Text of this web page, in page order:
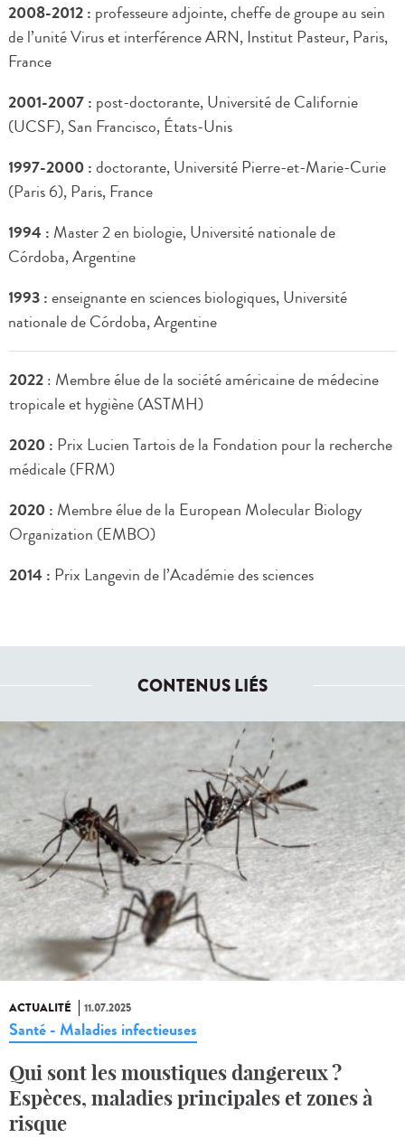
2008-2012 : professeure adjointe, cheffe de groupe au sein
de l’unité Virus et interférence ARN, Institut Pasteur, Paris,
France
2001-2007 : post-doctorante, Université de Californie
(UCSF), San Francisco, États-Unis
1997-2000 :doctorante, Université Pierre-et-Marie-Curie
(Paris 6), Paris, France
1994 : Master 2 en biologie, Université nationale de
Córdoba, Argentine
1993 :enseignante en sciences biologiques, Université
nationale de Córdoba, Argentine
2022: Membre élue de la société américaine de médecine
tropicale et hygiène (ASTMH)
2020 : Prix Lucien Tartois de la Fondation pour la recherche
médicale (FRM)
2020 : Membre élue de la European Molecular Biology
Organization (EMBO)
2014 : Prix Langevin de l’Académie des sciences
CONTENUS LIÉS
ACTUALITÉ 11.07.2025
Santé - Maladies infectieuses
Qui sont les moustiques dangereux ?
Espèces, maladies principales et zones à
risque